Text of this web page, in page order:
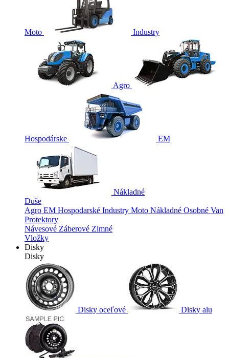
Moto Industry
Agro
Hospodárske EM
Nákladné
Duše
Agro EM Hospodarské Industry Moto Nákladné Osobné Van
Protektory
Návesové Záberové Zimné
Vložky
Disky
Disky
Disky oceľové Disky alu